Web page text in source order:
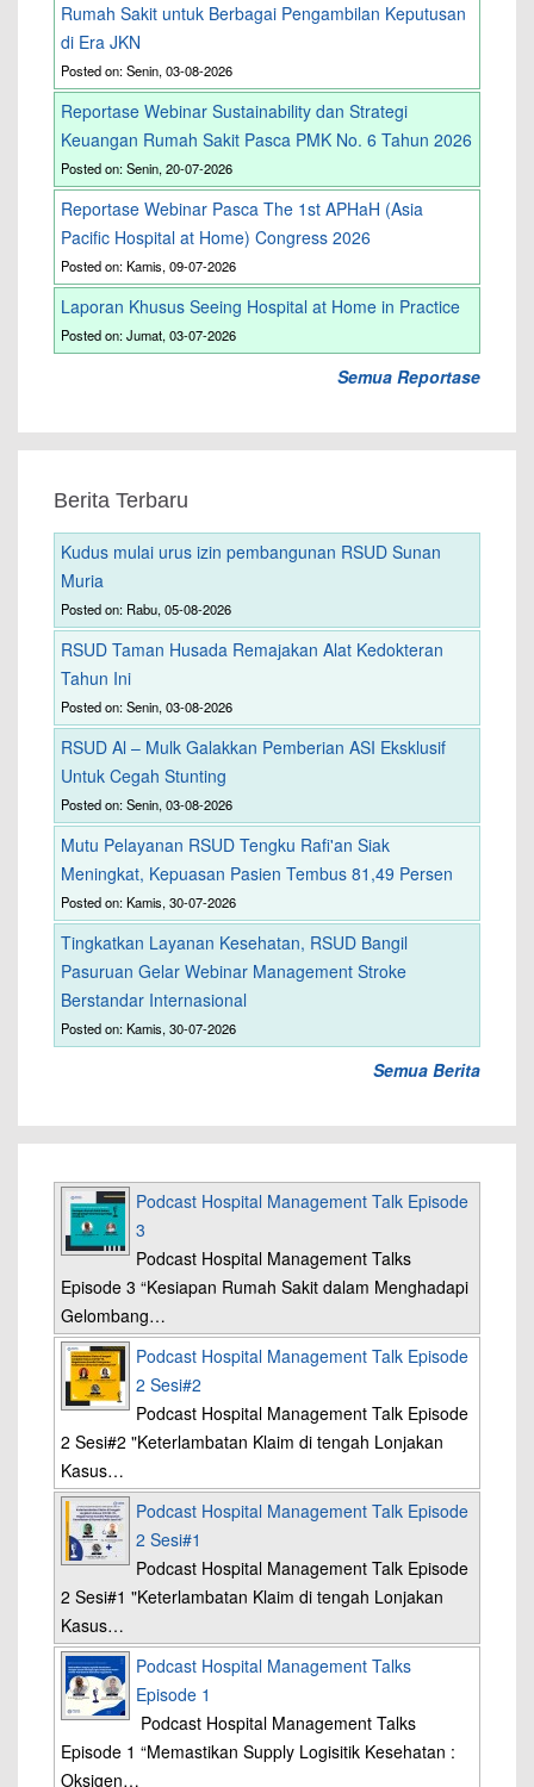
Rumah Sakit untuk Berbagai Pengambilan Keputusan
di Era JKN
Posted on: Senin, 03-08-2026
Reportase Webinar Sustainability dan Strategi
Keuangan Rumah Sakit Pasca PMK No. 6 Tahun 2026
Posted on: Senin, 20-07-2026
Reportase Webinar Pasca The 1st APHaH (Asia
Pacific Hospital at Home) Congress 2026
Posted on: Kamis, 09-07-2026
Laporan Khusus Seeing Hospital at Home in Practice
Posted on: Jumat, 03-07-2026
Semua Reportase
Berita Terbaru
Kudus mulai urus izin pembangunan RSUD Sunan
Muria
Posted on: Rabu, 05-08-2026
RSUD Taman Husada Remajakan Alat Kedokteran
Tahun Ini
Posted on: Senin, 03-08-2026
RSUD Al – Mulk Galakkan Pemberian ASI Eksklusif
Untuk Cegah Stunting
Posted on: Senin, 03-08-2026
Mutu Pelayanan RSUD Tengku Rafi'an Siak
Meningkat, Kepuasan Pasien Tembus 81,49 Persen
Posted on: Kamis, 30-07-2026
Tingkatkan Layanan Kesehatan, RSUD Bangil
Pasuruan Gelar Webinar Management Stroke
Berstandar Internasional
Posted on: Kamis, 30-07-2026
Semua Berita
Podcast Hospital Management Talk Episode
3
Podcast Hospital Management Talks
Episode 3 “Kesiapan Rumah Sakit dalam Menghadapi
Gelombang…
Podcast Hospital Management Talk Episode
2 Sesi#2
Podcast Hospital Management Talk Episode
2 Sesi#2 "Keterlambatan Klaim di tengah Lonjakan
Kasus…
Podcast Hospital Management Talk Episode
2 Sesi#1
Podcast Hospital Management Talk Episode
2 Sesi#1 "Keterlambatan Klaim di tengah Lonjakan
Kasus…
Podcast Hospital Management Talks
Episode 1
Podcast Hospital Management Talks
Episode 1 “Memastikan Supply Logisitik Kesehatan :
Oksigen…